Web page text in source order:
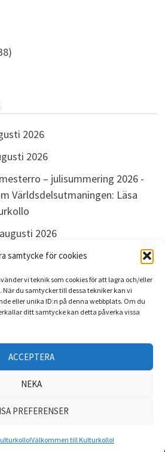
samtycke för cookies
vi teknik som cookies för att lagra och/eller
du samtycker till dessa tekniker kan vi
eller unika ID:n på denna webbplats. Om du
ditt samtycke kan detta påverka vissa
ACCEPTERA
NEKA
PREFERENSER
Välkommen till Kulturkollo!
2026
2026
– julisummering 2026 -
Världsdelsutmaningen: Läsa
2026
nu: augusti 2026